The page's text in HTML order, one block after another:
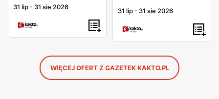
31 lip - 31 sie 2026
31 lip - 31 sie 2026
WIĘCEJ OFERT Z GAZETEK KAKTO.PL